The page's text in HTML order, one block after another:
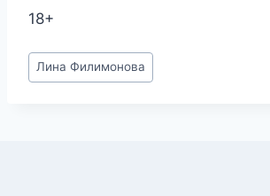
18+
Метки
записи:
Лина Филимонова